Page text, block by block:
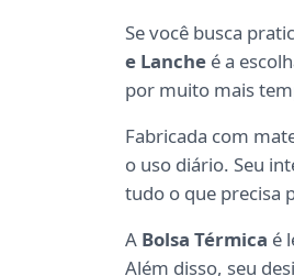
Se você busca
e Lanche é a
por muito mais
Fabricada com
o uso diário. Seu
tudo o que precisa
A Bolsa Térmica é
Além disso, seu